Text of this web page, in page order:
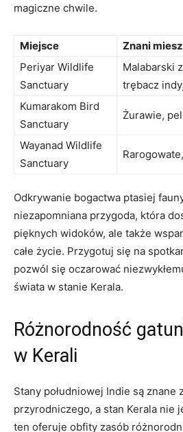
magiczne chwile.
Miejsce
Znani
Periyar Wildlife
Sanctuary
Malabarski
trębacz
Kumarakom Bird
Sanctuary
Żurawie,
Wayanad Wildlife
Sanctuary
Odkrywanie bogactwa ptasiej
niezapomniana przygoda, która
pięknych widoków, ale także
całe życie. Przygotuj się na
pozwól się oczarować
świata w stanie Kerala.
Różnorodność
w Kerali
Stany południowej Indie są znane
przyrodniczego, a stan Kerala nie
ten oferuje obfity zasób